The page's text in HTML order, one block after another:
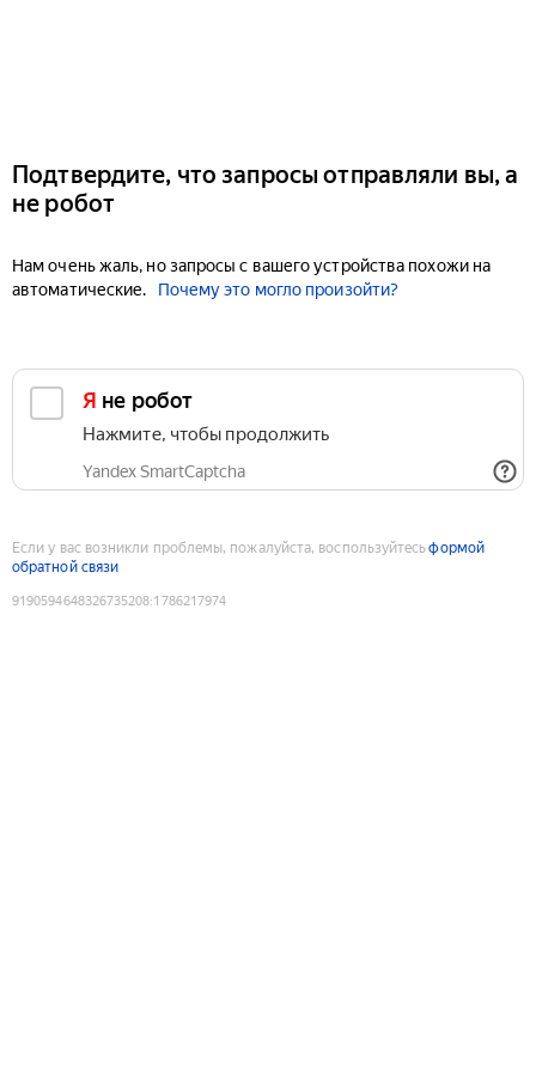
Подтвердите, что запросы отправляли вы, а
не робот
Нам очень жаль, но запросы с вашего устройства похожи на
автоматические.
Почему это могло произойти?
Я не робот
Нажмите, чтобы продолжить
Yandex SmartCaptcha
Если у вас возникли проблемы, пожалуйста, воспользуйтесьформой
обратной связи
9190594648326735208:1786217974